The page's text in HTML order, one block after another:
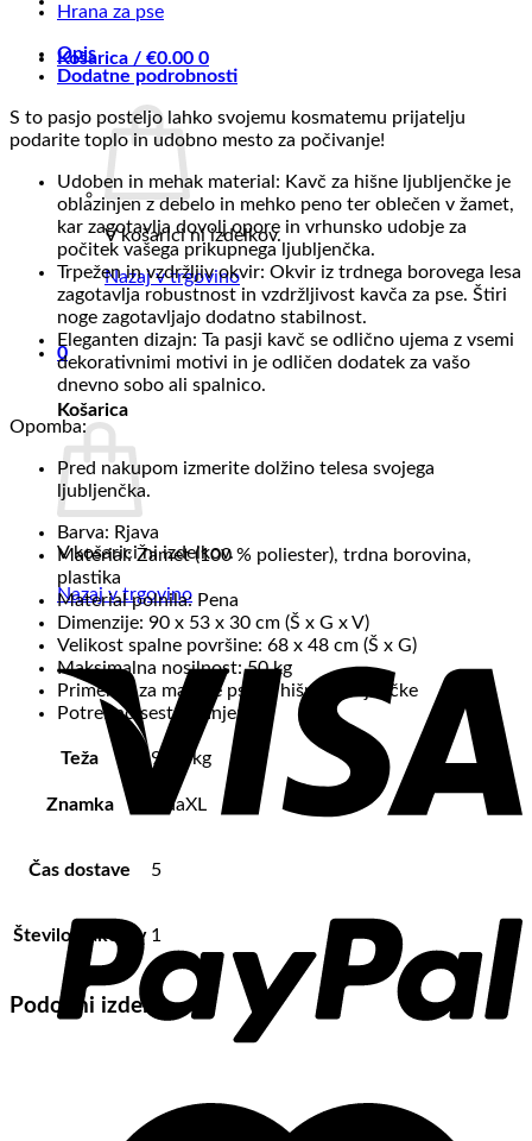
Košarica / €0.00 0
V košarici ni izdelkov.
Nazaj v trgovino
0
Košarica
V košarici ni izdelkov.
Nazaj v trgovino
Hrana za pse
Opis
Dodatne podrobnosti
S to pasjo posteljo lahko svojemu kosmatemu prijatelju
podarite toplo in udobno mesto za počivanje!
Udoben in mehak material: Kavč za hišne ljubljenčke je
oblazinjen z debelo in mehko peno ter oblečen v žamet,
kar zagotavlja dovolj opore in vrhunsko udobje za
počitek vašega prikupnega ljubljenčka.
Trpežen in vzdržljiv okvir: Okvir iz trdnega borovega lesa
zagotavlja robustnost in vzdržljivost kavča za pse. Štiri
noge zagotavljajo dodatno stabilnost.
Eleganten dizajn: Ta pasji kavč se odlično ujema z vsemi
dekorativnimi motivi in je odličen dodatek za vašo
dnevno sobo ali spalnico.
Opomba:
Pred nakupom izmerite dolžino telesa svojega
ljubljenčka.
Barva: Rjava
Material: Žamet (100 % poliester), trdna borovina,
plastika
Material polnila: Pena
Dimenzije: 90 x 53 x 30 cm (Š x G x V)
Velikost spalne površine: 68 x 48 cm (Š x G)
Maksimalna nosilnost: 50 kg
Primerno za majhne pse in hišne ljubljenčke
Potrebno sestavljanje: Da
Teža 9.45 kg
Znamka vidaXL
Čas dostave 5
Število Paketov 1
Podobni izdelki